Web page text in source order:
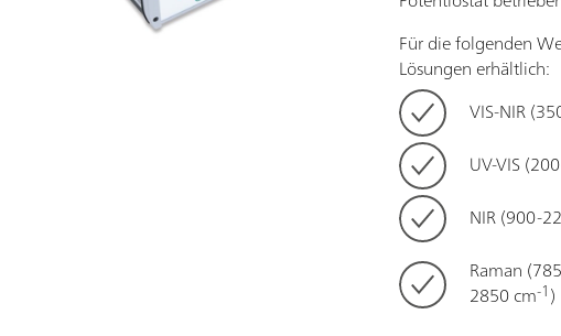
Für die folgenden
Lösungen erhältlich:
VIS-NIR
UV-VIS
NIR (900-
Raman
2850 cm-1)